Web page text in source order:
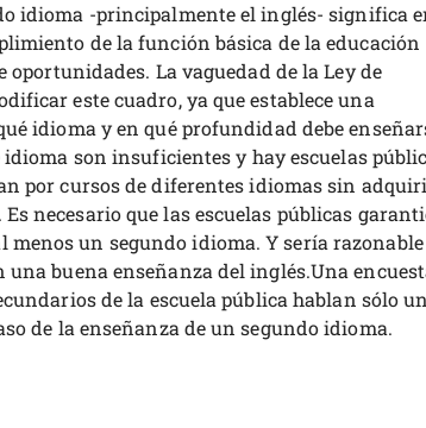
idioma -principalmente el inglés- significa
de la función básica de la educación
oportunidades. La vaguedad de la Ley de
este cuadro, ya que establece una
idioma y en qué profundidad debe
son insuficientes y hay escuelas
por cursos de diferentes idiomas sin
necesario que las escuelas públicas
menos un segundo idioma. Y sería razonable
una buena enseñanza del inglés.Una
de la escuela pública hablan sólo un
de la enseñanza de un segundo idioma.